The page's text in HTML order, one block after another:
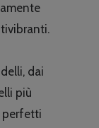
dai
più
perfetti